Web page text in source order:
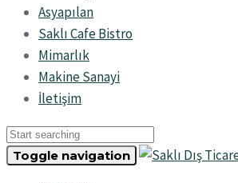
Asyapılan
Saklı Cafe Bistro
Mimarlık
Makine Sanayi
İletişim
Toggle navigation